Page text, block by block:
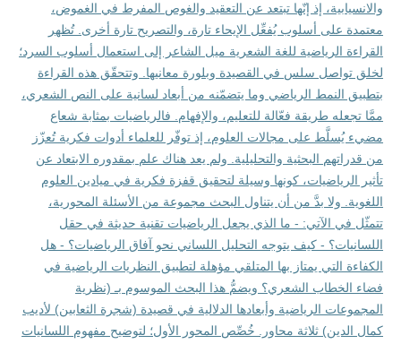
والانسيابية، إذ إنّها تبتعد عن التعقيد والغوص المفرط في الغموض،
معتمدة على أسلوب يُفعِّل الإيحاء تارة، والتصريح تارة أخرى. تُظهر
القراءة الرياضية للغة الشعرية ميل الشاعر إلى استعمال أسلوب السرد؛
لخلق تواصل سلس في القصيدة وبلورة معانيها. وتتحقّق هذه القراءة
بتطبيق النمط الرياضي وما يتضمّنه من أبعاد لسانية على النص الشعري،
ممَّا تجعله طريقة فعّالة للتعليم، والإفهام. فالرياضيات بمثابة شعاع
مضيء يُسلَّط على مجالات العلوم، إذ توفّر للعلماء أدوات فكرية تُعزّز
من قدراتهم البحثية والتحليلية. ولم يعد هناك علم بمقدوره الابتعاد عن
تأثير الرياضيات، كونها وسيلة لتحقيق قفزة فكرية في ميادين العلوم
اللغوية. ولا بدَّ من أن يتناول البحث مجموعة من الأسئلة المحورية،
تتمثّل في الآتي: - ما الذي يجعل الرياضيات تقنية حديثة في حقل
اللسانيات؟ - كيف يتوجه التحليل اللساني نحو آفاق الرياضيات؟ - هل
الكفاءة التي يمتاز بها المتلقي مؤهلة لتطبيق النظريات الرياضية في
فضاء الخطاب الشعري؟ ويضمُّ هذا البحث الموسوم بـ (نظرية
المجموعات الرياضية وأبعادها الدلالية في قصيدة (شجرة الثعابين) لأديب
كمال الدين) ثلاثة محاور. خُصِّص المحور الأول؛ لتوضيح مفهوم اللسانيات